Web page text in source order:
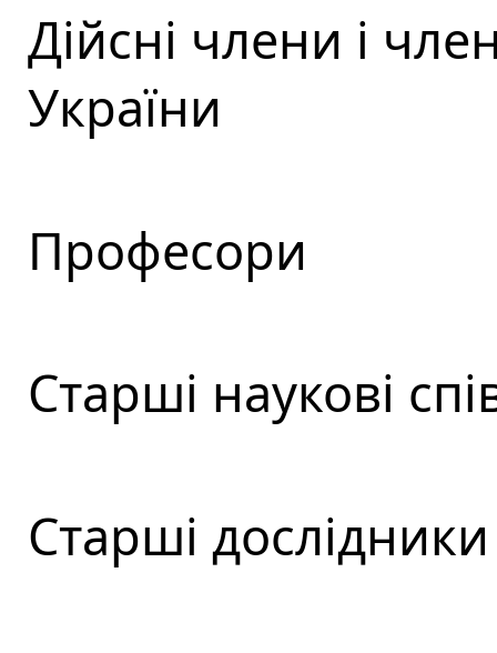
Дійсні члени і
України
Професори
Старші наукові
Старші дослідники